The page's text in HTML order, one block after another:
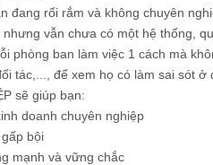
đang rối rắm và không chuyên
vẫn chưa có một hệ thống,
phòng ban làm việc 1 cách mà
tác,..., để xem họ có làm sai sót ở
sẽ giúp bạn:
doanh chuyên nghiệp
bội
mạnh và vững chắc